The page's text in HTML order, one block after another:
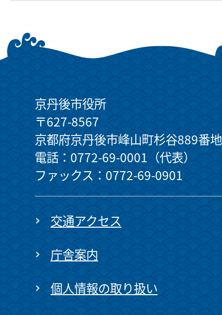
京丹後市役所
〒627-8567
京都府京丹後市峰山町杉谷889番地
電話：0772-69-0001（代表）
ファックス：0772-69-0901
交通アクセス
庁舎案内
個人情報の取り扱い